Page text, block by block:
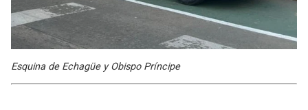
Esquina de Echagüe y Obispo Príncipe